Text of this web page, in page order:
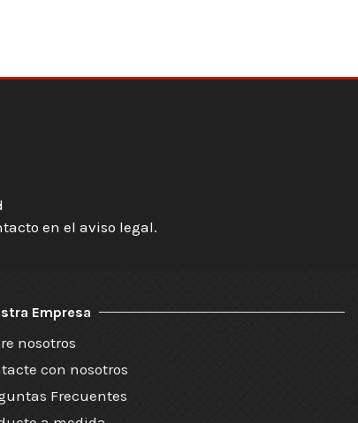
en el aviso legal.
Empresa
nosotros
con nosotros
Frecuentes